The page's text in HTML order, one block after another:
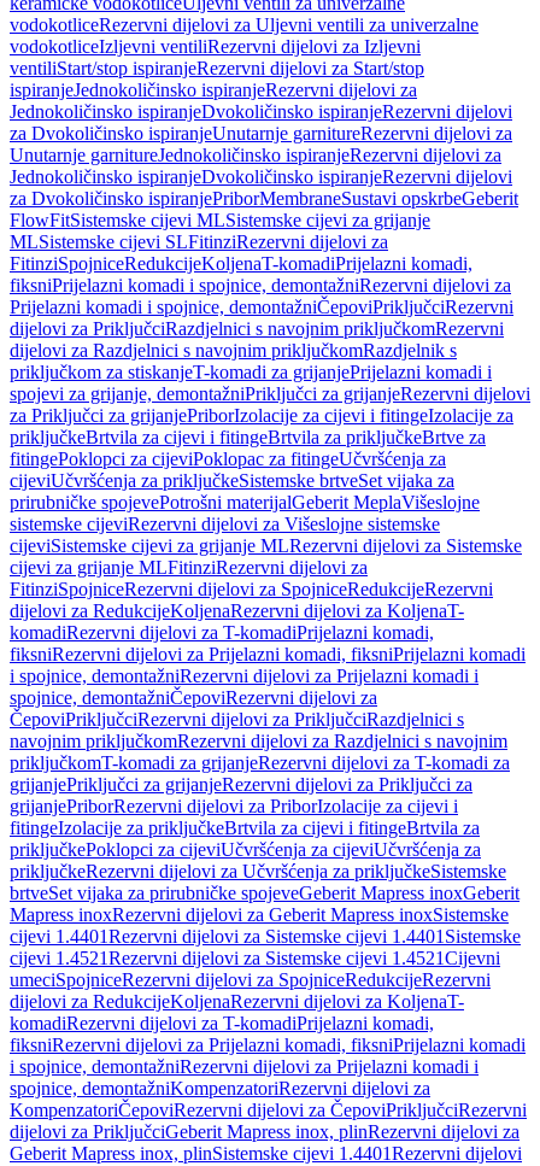
vodokotliceRezervni dijelovi za Uljevni ventili za univerzalne
vodokotliceIzljevni ventiliRezervni dijelovi za Izljevni
ventiliStart/stop ispiranjeRezervni dijelovi za Start/stop
ispiranjeJednokoličinsko ispiranjeRezervni dijelovi za
Jednokoličinsko ispiranjeDvokoličinsko ispiranjeRezervni dijelovi
za Dvokoličinsko ispiranjeUnutarnje garnitureRezervni dijelovi za
Unutarnje garnitureJednokoličinsko ispiranjeRezervni dijelovi za
Jednokoličinsko ispiranjeDvokoličinsko ispiranjeRezervni dijelovi
za Dvokoličinsko ispiranjePriborMembraneSustavi opskrbeGeberit
FlowFitSistemske cijevi MLSistemske cijevi za grijanje
MLSistemske cijevi SLFitinziRezervni dijelovi za
FitinziSpojniceRedukcijeKoljenaT-komadiPrijelazni komadi,
fiksniPrijelazni komadi i spojnice, demontažniRezervni dijelovi za
Prijelazni komadi i spojnice, demontažniČepoviPriključciRezervni
dijelovi za PriključciRazdjelnici s navojnim priključkomRezervni
dijelovi za Razdjelnici s navojnim priključkomRazdjelnik s
priključkom za stiskanjeT-komadi za grijanjePrijelazni komadi i
spojevi za grijanje, demontažniPriključci za grijanjeRezervni dijelovi
za Priključci za grijanjePriborIzolacije za cijevi i fitingeIzolacije za
priključkeBrtvila za cijevi i fitingeBrtvila za priključkeBrtve za
fitingePoklopci za cijeviPoklopac za fitingeUčvršćenja za
cijeviUčvršćenja za priključkeSistemske brtveSet vijaka za
prirubničke spojevePotrošni materijalGeberit MeplaVišeslojne
sistemske cijeviRezervni dijelovi za Višeslojne sistemske
cijeviSistemske cijevi za grijanje MLRezervni dijelovi za Sistemske
cijevi za grijanje MLFitinziRezervni dijelovi za
FitinziSpojniceRezervni dijelovi za SpojniceRedukcijeRezervni
dijelovi za RedukcijeKoljenaRezervni dijelovi za KoljenaT-
komadiRezervni dijelovi za T-komadiPrijelazni komadi,
fiksniRezervni dijelovi za Prijelazni komadi, fiksniPrijelazni komadi
i spojnice, demontažniRezervni dijelovi za Prijelazni komadi i
spojnice, demontažniČepoviRezervni dijelovi za
ČepoviPriključciRezervni dijelovi za PriključciRazdjelnici s
navojnim priključkomRezervni dijelovi za Razdjelnici s navojnim
priključkomT-komadi za grijanjeRezervni dijelovi za T-komadi za
grijanjePriključci za grijanjeRezervni dijelovi za Priključci za
grijanjePriborRezervni dijelovi za PriborIzolacije za cijevi i
fitingeIzolacije za priključkeBrtvila za cijevi i fitingeBrtvila za
priključkePoklopci za cijeviUčvršćenja za cijeviUčvršćenja za
priključkeRezervni dijelovi za Učvršćenja za priključkeSistemske
brtveSet vijaka za prirubničke spojeveGeberit Mapress inoxGeberit
Mapress inoxRezervni dijelovi za Geberit Mapress inoxSistemske
cijevi 1.4401Rezervni dijelovi za Sistemske cijevi 1.4401 Sistemske
cijevi 1.4521Rezervni dijelovi za Sistemske cijevi 1.4521Cijevni
umeciSpojniceRezervni dijelovi za SpojniceRedukcijeRezervni
dijelovi za RedukcijeKoljenaRezervni dijelovi za KoljenaT-
komadiRezervni dijelovi za T-komadiPrijelazni komadi,
fiksniRezervni dijelovi za Prijelazni komadi, fiksniPrijelazni komadi
i spojnice, demontažniRezervni dijelovi za Prijelazni komadi i
spojnice, demontažniKompenzatoriRezervni dijelovi za
KompenzatoriČepoviRezervni dijelovi za ČepoviPriključciRezervni
dijelovi za PriključciGeberit Mapress inox, plinRezervni dijelovi za
Geberit Mapress inox, plinSistemske cijevi 1.4401Rezervni dijelovi